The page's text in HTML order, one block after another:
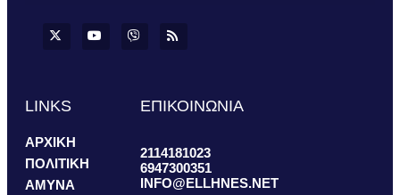
LINKS
ΑΡΧΙΚΗ
ΠΟΛΙΤΙΚΗ
ΑΜΥΝΑ
ΕΠΙΚΟΙΝΩΝΙΑ
2114181023
6947300351
INFO@ELLHNES.NET